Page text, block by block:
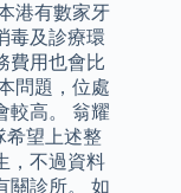
港有數家牙
毒及診療環
費用也會比
問題，位處
較高。 翁耀
希望上述整
，不過資料
關診所。 如